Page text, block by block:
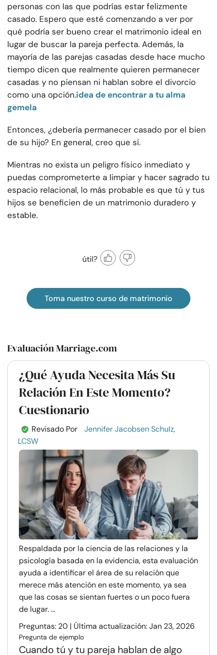
personas con las que podrías estar felizmente
casado. Espero que esté comenzando a ver por
qué podría ser bueno crear el matrimonio ideal en
lugar de buscar la pareja perfecta. Además, la
mayoría de las parejas casadas desde hace mucho
tiempo dicen que realmente quieren permanecer
casadas y no piensan ni hablan sobre el divorcio
como una opción.idea de encontrar a tu alma
gemela
Entonces, ¿debería permanecer casado por el bien
de su hijo? En general, creo que sí.
Mientras no exista un peligro físico inmediato y
puedas comprometerte a limpiar y hacer sagrado tu
espacio relacional, lo más probable es que tú y tus
hijos se beneficien de un matrimonio duradero y
estable.
útil?
Toma nuestro curso de matrimonio
Evaluación Marriage.com
¿Qué Ayuda Necesita Más Su
Relación En Este Momento?
Cuestionario
Revisado Por
Jennifer Jacobsen Schulz,
LCSW
Respaldada por la ciencia de las relaciones y la
psicología basada en la evidencia, esta evaluación
ayuda a identificar el área de su relación que
merece más atención en este momento, ya sea
que las cosas se sientan fuertes o un poco fuera
de lugar. ...
Preguntas: 20 | Última actualización: Jan 23, 2026
Pregunta de ejemplo
Cuando tú y tu pareja hablan de algo